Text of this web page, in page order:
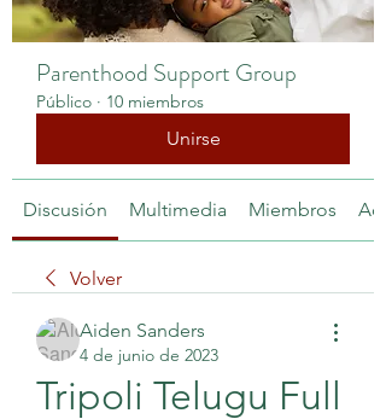
Parenthood Support Group
Público · 10 miembros
Unirse
Discusión Multimedia Miembros
Volver
Aiden Sanders
4 de junio de 2023
Tripoli Telugu Full